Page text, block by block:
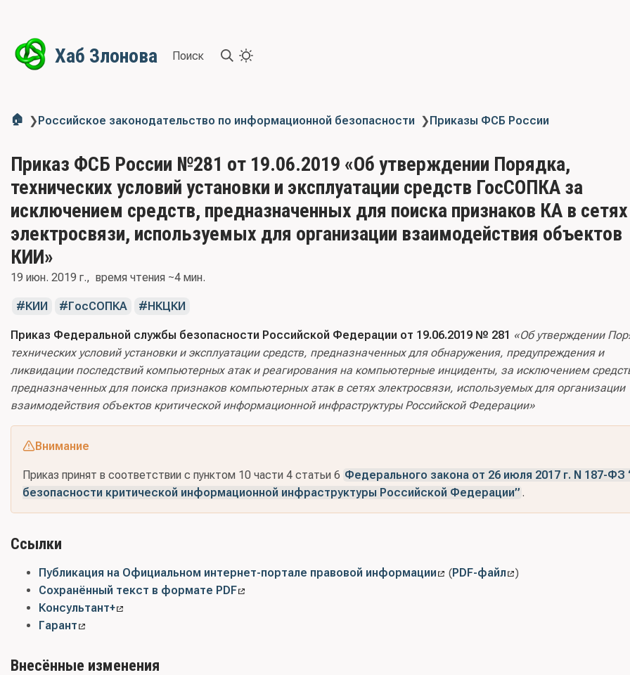
Хаб Злонова Поиск
🏠 ❯Российское законодательство по информационной безопасности ❯Приказы ФСБ России
Приказ ФСБ России №281 от 19.06.2019 «Об утверждении Порядка,
технических условий установки и эксплуатации средств ГосСОПКА за
исключением средств, предназначенных для поиска признаков КА в сетях
электросвязи, используемых для организации взаимодействия объектов
КИИ»
19 июн. 2019 г. время чтения ~4 мин.
КИИ ГосСОПКА НКЦКИ
Приказ Федеральной службы безопасности Российской Федерации от 19.06.2019 № 281 «Об утверждении
технических условий установки и эксплуатации средств, предназначенных для обнаружения, предупреждения и
ликвидации последствий компьютерных атак и реагирования на компьютерные инциденты, за исключением
предназначенных для поиска признаков компьютерных атак в сетях электросвязи, используемых для организации
взаимодействия объектов критической информационной инфраструктуры Российской Федерации»
Внимание
Приказ принят в соответствии с пунктом 10 части 4 статьи 6 Федерального закона от 26 июля 2017 г. N 187-ФЗ
безопасности критической информационной инфраструктуры Российской Федерации” .
Ссылки
Публикация на Официальном интернет-портале правовой информации (PDF-файл
)
Сохранённый текст в формате PDF
Консультант+
Гарант
Внесённые изменения